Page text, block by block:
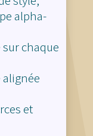
alpha-
chaque
et